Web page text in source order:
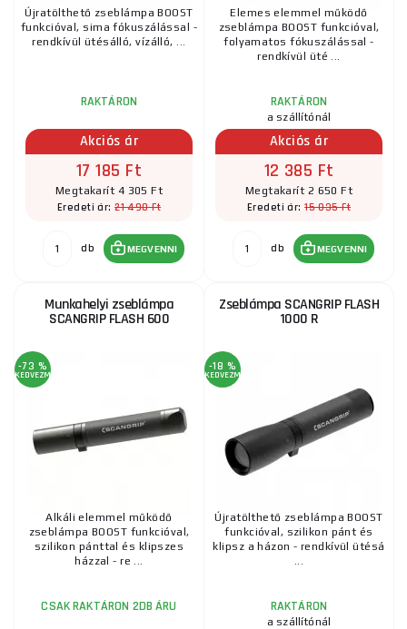
Újratölthető zseblámpa BOOST
funkcióval, sima fókuszálással -
rendkívül ütésálló, vízálló, ...
RAKTÁRON
Akciós ár
17 185 Ft
Megtakarít 4 305 Ft
Eredeti ár:21 490 Ft
db MEGVENNI
Elemes elemmel működő
zseblámpa BOOST funkcióval,
folyamatos fókuszálással -
rendkívül üté ...
RAKTÁRON
a szállítónál
Akciós ár
12 385 Ft
Megtakarít 2 650 Ft
Eredeti ár:15 035 Ft
db MEGVENNI
Munkahelyi zseblámpa
SCANGRIP FLASH 600
-73 %
KEDVEZMÉNY
Alkáli elemmel működő
zseblámpa BOOST funkcióval,
szilikon pánttal és klipszes
házzal - re ...
CSAK RAKTÁRON 2DB ÁRU
Zseblámpa SCANGRIP FLASH
1000 R
-18 %
KEDVEZMÉNY
Újratölthető zseblámpa BOOST
funkcióval, szilikon pánt és
klipsz a házon - rendkívül ütésá
...
RAKTÁRON
a szállítónál